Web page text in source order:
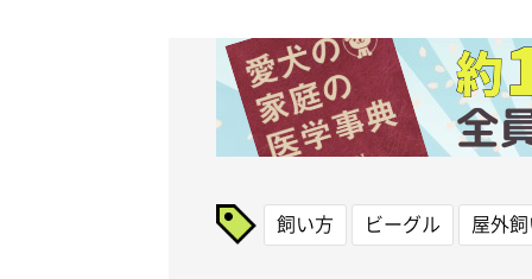
飼い方 ビーグル 屋外